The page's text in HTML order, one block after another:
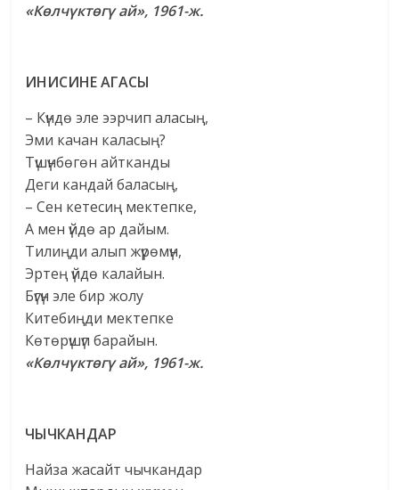
«Көлчүктөгү ай», 1961-ж.
ИНИСИНЕ АГАСЫ
– Күндө эле ээрчип аласың,
Эми качан каласың?
Түшүнбөгөн айтканды
Деги кандай баласың,
– Сен кетесиң мектепке,
А мен үйдө ар дайым.
Тилиңди алып жүрөмүн,
Эртең үйдө калайын.
Бүгүн эле бир жолу
Китебиңди мектепке
Көтөрүшүп барайын.
«Көлчүктөгү ай», 1961-ж.
ЧЫЧКАНДАР
Найза жасайт чычкандар